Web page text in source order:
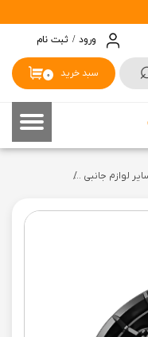
۰ سبد خرید
ورود / ثبت نام
لوازم جانبی